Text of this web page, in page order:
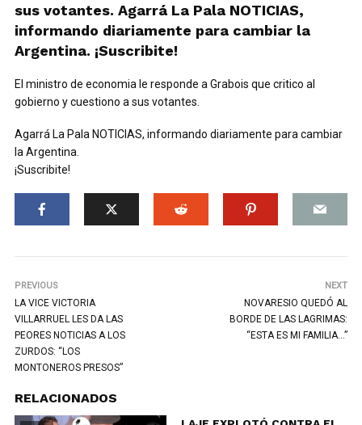
sus votantes. Agarrá La Pala NOTICIAS,
informando diariamente para cambiar la
Argentina. ¡Suscribite!
El ministro de economia le responde a Grabois que critico al
gobierno y cuestiono a sus votantes.
Agarrá La Pala NOTICIAS, informando diariamente para cambiar
la Argentina.
¡Suscribite!
PREVIOUS
LA VICE VICTORIA
VILLARRUEL LES DA LAS
PEORES NOTICIAS A LOS
ZURDOS: “LOS
MONTONEROS PRESOS”
NEXT
NOVARESIO QUEDÓ AL
BORDE DE LAS LAGRIMAS:
“ESTA ES MI FAMILIA…”
RELACIONADOS